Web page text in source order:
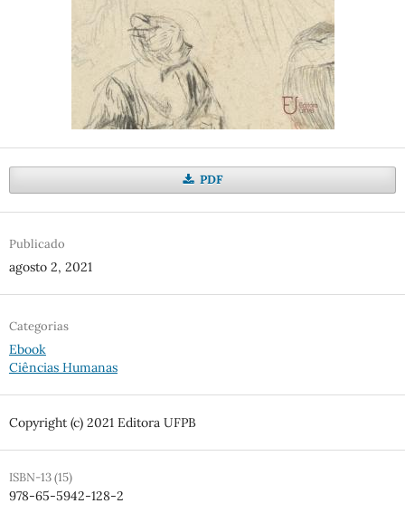
PDF
Publicado
agosto 2, 2021
Categorias
Ebook
Ciências Humanas
Copyright (c) 2021 Editora UFPB
ISBN-13 (15)
978-65-5942-128-2